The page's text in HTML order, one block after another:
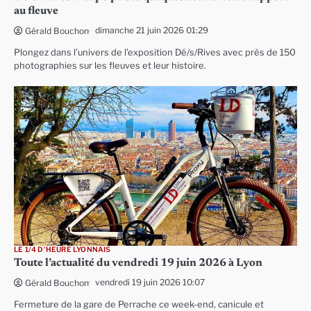
au fleuve
Gérald Bouchon dimanche 21 juin 2026 01:29
Plongez dans l’univers de l’exposition Dé/s/Rives avec près de 150
photographies sur les fleuves et leur histoire.
LE 1/4 D'HEURE LYONNAIS
Toute l’actualité du vendredi 19 juin 2026 à Lyon
Gérald Bouchon vendredi 19 juin 2026 10:07
Fermeture de la gare de Perrache ce week-end, canicule et